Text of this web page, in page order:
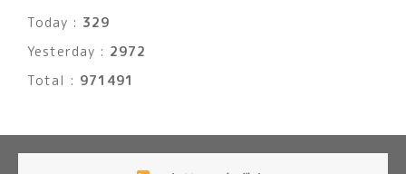
Today : 329
Yesterday : 2972
Total : 971491